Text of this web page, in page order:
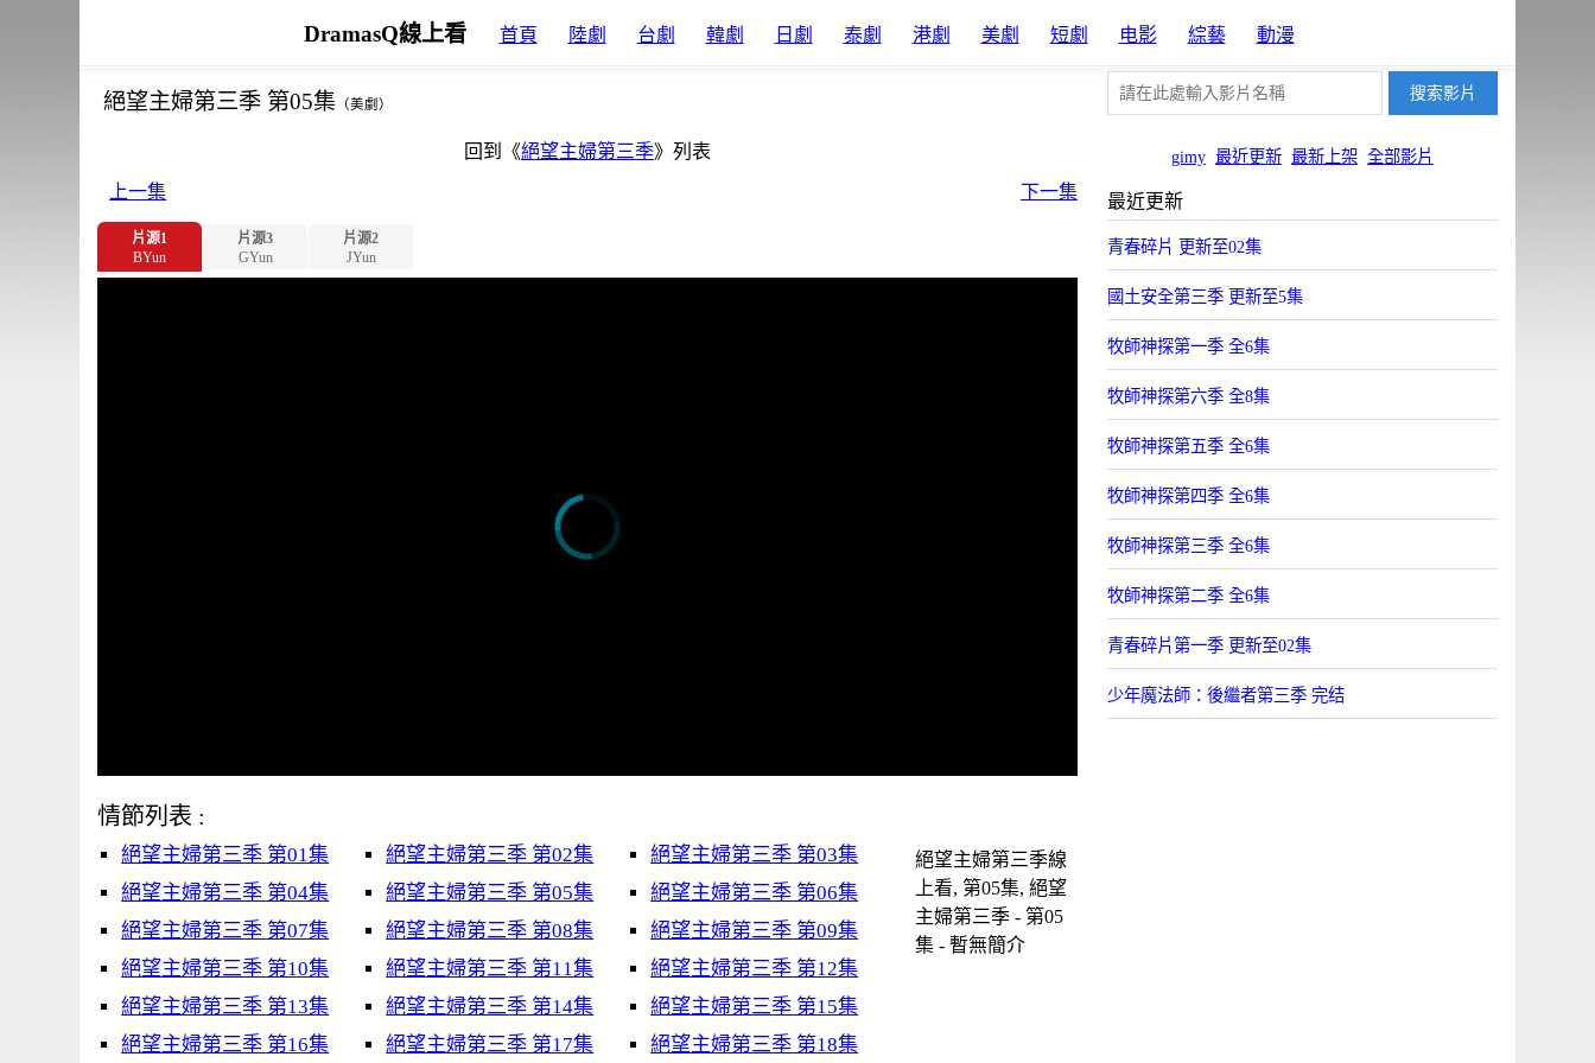
DramasQ線上看 首頁 陸劇 台劇 韓劇 日劇 泰劇 港劇 美劇 短劇 电影 綜藝 動漫
gimy 最近更新 最新上架 全部影片
絕望主婦第三季 第05集 （美劇）
回到《絕望主婦第三季》列表
上一集
下一集
片源1
BYun
片源3
GYun
片源2
JYun
情節列表 :
絕望主婦第三季 第01集 絕望主婦第三季 第02集
絕望主婦第三季 第03集
絕望主婦第三季 第04集
絕望主婦第三季 第05集
絕望主婦第三季 第06集
絕望主婦第三季 第07集
絕望主婦第三季 第08集
絕望主婦第三季 第09集
絕望主婦第三季 第10集
絕望主婦第三季 第11集
絕望主婦第三季 第12集
絕望主婦第三季 第13集
絕望主婦第三季 第14集
絕望主婦第三季 第15集
絕望主婦第三季 第16集
絕望主婦第三季 第17集 絕望主婦第三季 第18集
絕望主婦第三季線
上看, 第05集, 絕望
主婦第三季 - 第05
集 - 暫無簡介
最近更新
青春碎片 更新至02集
國土安全第三季 更新至5集
牧師神探第一季 全6集
牧師神探第六季 全8集
牧師神探第五季 全6集
牧師神探第四季 全6集
牧師神探第三季 全6集
牧師神探第二季 全6集
青春碎片第一季 更新至02集
少年魔法師：後繼者第三季 完结